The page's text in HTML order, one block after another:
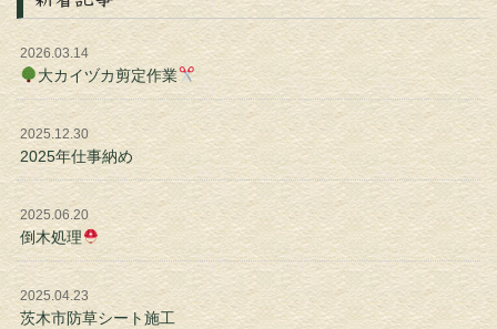
2026.03.14
大カイヅカ剪定作業
2025.12.30
2025年仕事納め
2025.06.20
倒木処理
2025.04.23
茨木市防草シート施工